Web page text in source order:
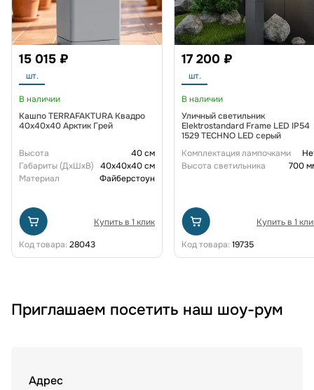
15 015 ₽
шт.
В наличии
Кашпо TERRAFAKTURA Квадро
40x40x40 Арктик Грей
Высота
40 см
Габариты (ДxШxВ)
40x40x40 см
Материал
Файберстоун
Купить в 1 клик
Код товара: 28043
17 200 ₽
шт.
В наличии
Уличный светильник
Elektrostandard Frame LED IP54
1529 TECHNO LED серый
Комплектация лампочками
Высота светильника
700
Купить в 1
Код товара: 19735
Приглашаем посетить наш шоу-рум
Адрес